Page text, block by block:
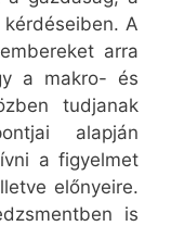
A
arra
a makro- és
tudjanak
alapján
a figyelmet
előnyeire.
is